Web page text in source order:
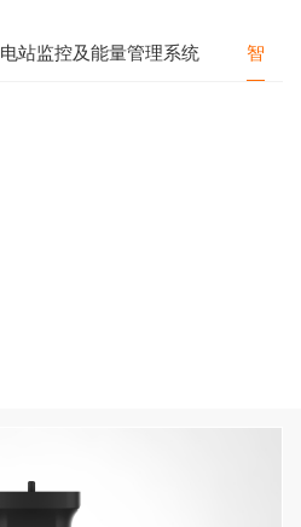
电站监控及能量管理系统 智能